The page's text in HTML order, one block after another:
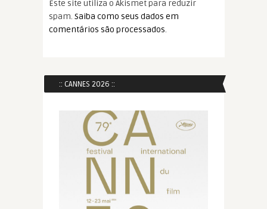
Este site utiliza o Akismet para reduzir
spam. Saiba como seus dados em
comentários são processados.
:: CANNES 2026 ::